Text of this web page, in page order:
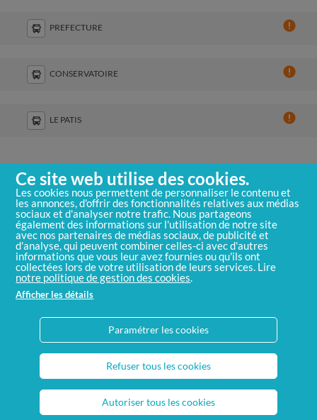
Ce site web utilise des cookies.
Les cookies nous permettent de personnaliser le contenu et
les annonces, d'offrir des fonctionnalités relatives aux médias
sociaux et d'analyser notre trafic. Nous partageons
également des informations sur l'utilisation de notre site
avec nos partenaires de médias sociaux, de publicité et
d'analyse, qui peuvent combiner celles-ci avec d'autres
informations que vous leur avez fournies ou qu'ils ont
collectées lors de votre utilisation de leurs services. Lire
notre politique de gestion des cookies.
Afficher les détails
Paramétrer les cookies
Refuser tous les cookies
Autoriser tous les cookies
PREFECTURE
CONSERVATOIRE
LE PATIS
Contactez-nous
Mentions légales
Politique de confidentialité
CGU
FAQ
Accessibilité : non conforme
2026 © Le met All rights reserved